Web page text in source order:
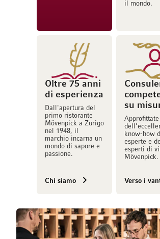
il mondo.
Oltre 75 anni
di esperienza
Dall'apertura del
primo ristorante
Mövenpick a Zurigo
nel 1948, il
marchio incarna un
mondo di sapore e
passione.
Chi siamo
su
Approfittate
know-how
esperte e
esperti di
Mövenpick.
Verso i